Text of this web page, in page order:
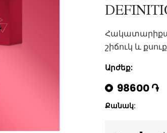
շիճուկ և
Արժեք:
98600 ֏
Քանակ: